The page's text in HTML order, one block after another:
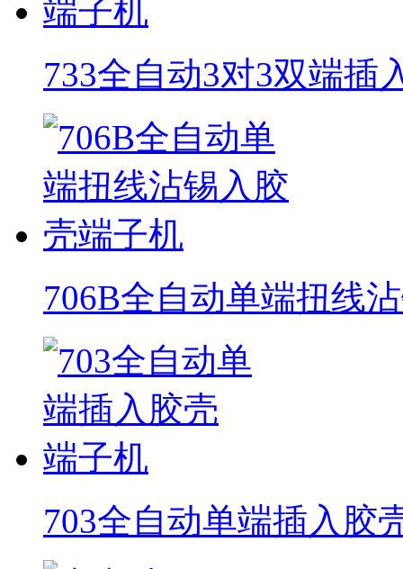
733全自动3对3双端插
706B全自动单端扭线
703全自动单端插入胶